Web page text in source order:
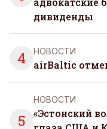
дивиденды
4 НОВОСТИ
airBaltic
5
НОВОСТИ
«Эстонский